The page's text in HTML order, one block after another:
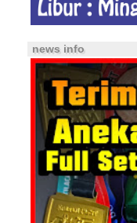
news info